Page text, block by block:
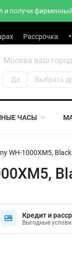
получи
Рассрочка
Москва ваш
Да Выбрать
ЧАСЫ
WH-1000XM5, Black
Кредит и
Выгодные